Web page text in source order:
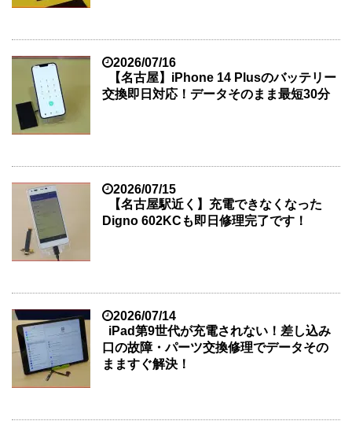
2026/07/16
【名古屋】iPhone 14 Plusのバッテリー
交換即日対応！データそのまま最短30分
2026/07/15
【名古屋駅近く】充電できなくなった
Digno 602KCも即日修理完了です！
2026/07/14
iPad第9世代が充電されない！差し込み
口の故障・パーツ交換修理でデータその
まますぐ解決！